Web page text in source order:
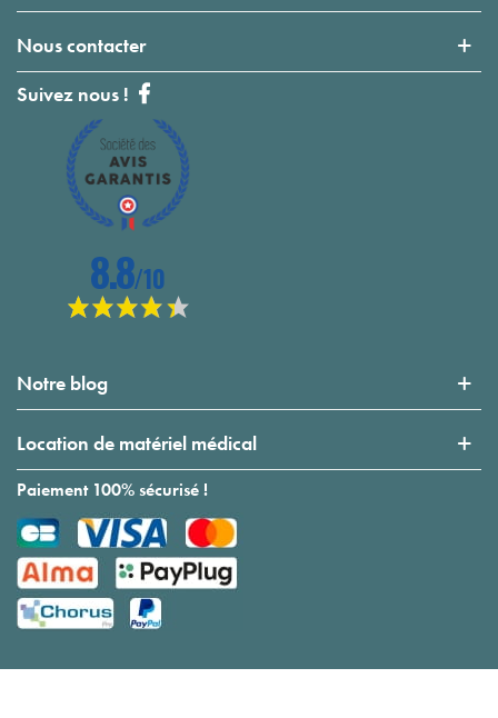
Nous contacter
Suivez nous !
Notre blog
Location de matériel médical
Paiement 100% sécurisé !